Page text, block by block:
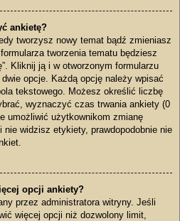
ankietę?
tworzysz nowy temat bądź zmieniasz
tworzenia tematu będziesz
Kliknij ją i w otworzonym formularzu
opcje. Każdą opcję należy wpisać
tekstowego. Możesz określić liczbę
wyznaczyć czas trwania ankiety (0
umożliwić użytkownikom zmianę
nie widzisz etykiety, prawdopodobnie nie
opcji ankiety?
przez administratora witryny. Jeśli
więcej opcji niż dozwolony limit,